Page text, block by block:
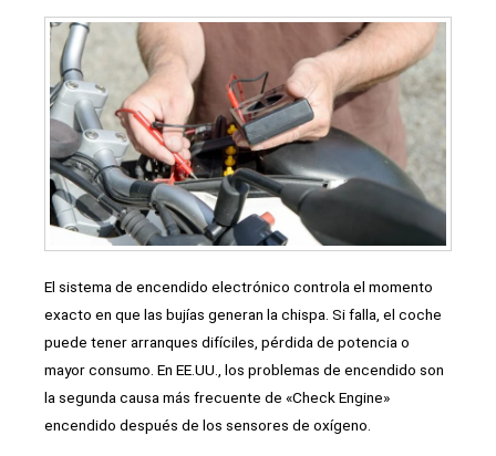
El sistema de encendido electrónico controla el momento
exacto en que las bujías generan la chispa. Si falla, el coche
puede tener arranques difíciles, pérdida de potencia o
mayor consumo. En EE.UU., los problemas de encendido son
la segunda causa más frecuente de «Check Engine»
encendido después de los sensores de oxígeno.